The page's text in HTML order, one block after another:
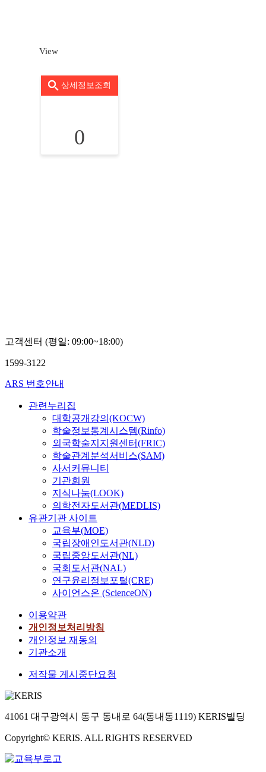
View
상세정보조회
0
고객센터 (평일: 09:00~18:00)
1599-3122
ARS 번호안내
관련누리집
대학공개강의(KOCW)
학술정보통계시스템(Rinfo)
외국학술지지원센터(FRIC)
학술관계분석서비스(SAM)
사서커뮤니티
기관회원
지식나눔(LOOK)
의학전자도서관(MEDLIS)
유관기관 사이트
교육부(MOE)
국립장애인도서관(NLD)
국립중앙도서관(NL)
국회도서관(NAL)
연구윤리정보포털(CRE)
사이언스온 (ScienceON)
이용약관
개인정보처리방침
개인정보 재동의
기관소개
저작물 게시중단요청
41061 대구광역시 동구 동내로 64(동내동1119) KERIS빌딩
Copyright© KERIS. ALL RIGHTS RESERVED